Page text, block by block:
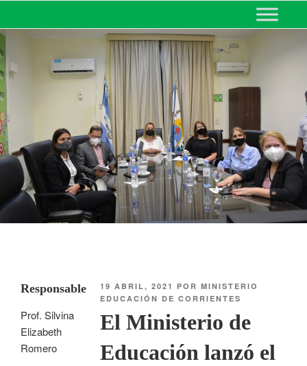
MINISTERIO DE EDUCACIÓN
DE CORRIENTES
19 ABRIL, 2021 PORMINISTERIO
EDUCACIÓN DE CORRIENTES
El Ministerio de
Educación lanzó el
Responsable
Prof. Silvina
Elizabeth
Romero